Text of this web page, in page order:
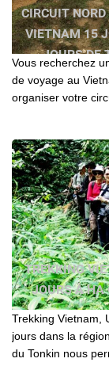
CIRCUIT
VIETNAM 15
JOURS DE
Vous recherchez
de voyage au
organiser votre
pour vos séjours
TREKKING
JOURS À HA
Trekking Vietnam,
jours dans la
du Tonkin nous